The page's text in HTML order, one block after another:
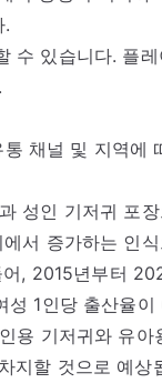
.
수 있습니다. 플
채널 및 지역에
성인 기저귀 포
서 증가하는 인
, 2015년부터
1인당 출산율이
용 기저귀와 유아
지할 것으로 예상